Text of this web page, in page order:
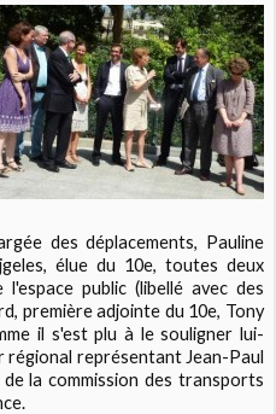
des déplacements, Pauline
élue du 10e, toutes deux
public (libellé avec des
première adjointe du 10e, Tony
il s'est plu à le souligner lui-
régional représentant Jean-Paul
la commission des transports